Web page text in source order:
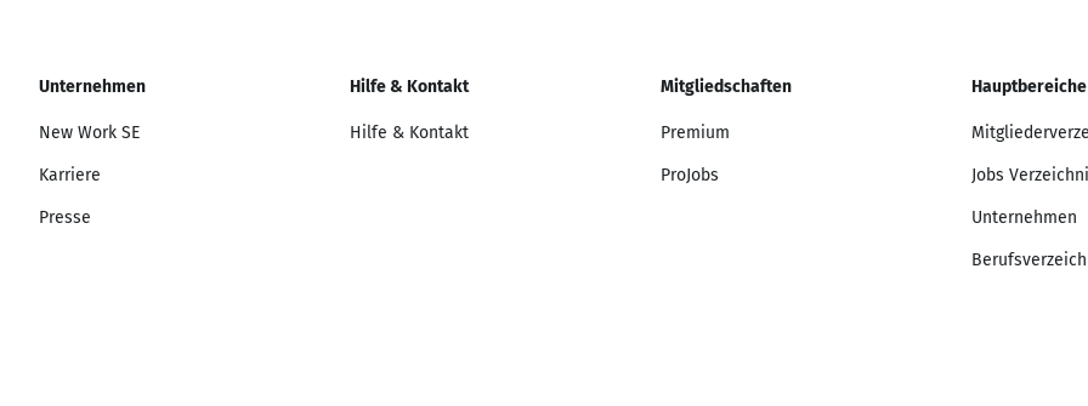
Unternehmen
New Work SE
Karriere
Presse
Hilfe & Kontakt
Hilfe & Kontakt
Mitgliedschaften
Premium
ProJobs
Hauptbereiche
Jobs
Unternehmen